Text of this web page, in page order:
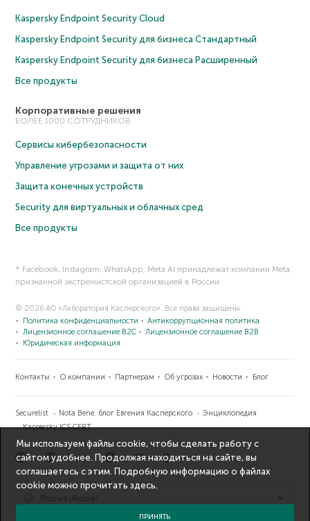
Kaspersky Endpoint Security Cloud
Kaspersky Endpoint Security для бизнеса Cтандартный
Kaspersky Endpoint Security для бизнеса Расширенный
Все продукты
Корпоративные решения
БОЛЕЕ 1000 СОТРУДНИКОВ
Сервисы кибербезопасности
Управление угрозами и защита от них
Защита конечных устройств
Security для виртуальных и облачных сред
Все продукты
* Facebook, Instagram, WhatsApp, Meta AI принадлежат компании Meta,
признанной экстремистской организацией в России.
© 2026 АО «Лаборатория Касперского». Все права защищены.
Политика конфиденциальности
Антикоррупционная политика
Лицензионное соглашение B2C
Лицензионное соглашение B2B
Юридическая информация
Контакты О компании Партнерам Об угрозах Новости Блог
Securelist Nota Bene: блог Евгения Касперского
Энциклопедия
Kaspersky ICS CERT
Россия (Russia)
Мы используем файлы cookie, чтобы сделать работу с
сайтом удобнее. Продолжая находиться на сайте, вы
соглашаетесь с этим. Подробную информацию о файлах
cookie можно прочитатьздесь.
ПРИНЯТЬ